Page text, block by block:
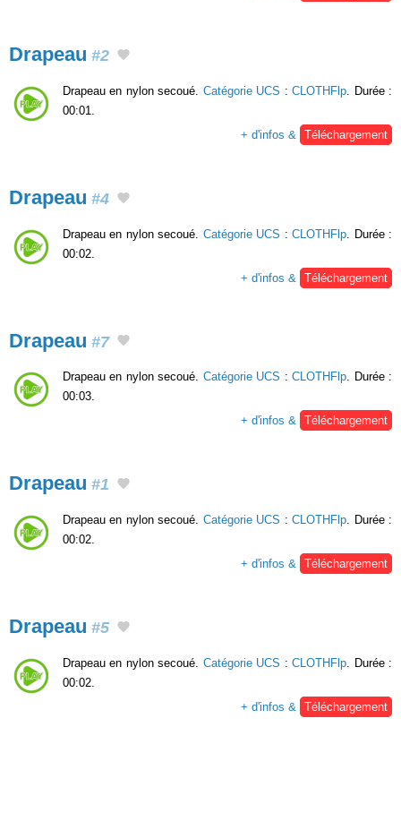
Drapeau #2
Drapeau en nylon secoué. Catégorie UCS :CLOTHFlp . Durée :
00:01.
+ d'infos &
Téléchargement
Drapeau #4
Drapeau en nylon secoué. Catégorie UCS :CLOTHFlp . Durée :
00:02.
+ d'infos &
Téléchargement
Drapeau #7
Drapeau en nylon secoué. Catégorie UCS :CLOTHFlp. Durée :
00:03.
+ d'infos & Téléchargement
Drapeau #1
Drapeau en nylon secoué. Catégorie UCS :CLOTHFlp . Durée :
00:02.
+ d'infos &
Téléchargement
Drapeau #5
Drapeau en nylon secoué. Catégorie UCS :CLOTHFlp . Durée :
00:02.
+ d'infos &
Téléchargement